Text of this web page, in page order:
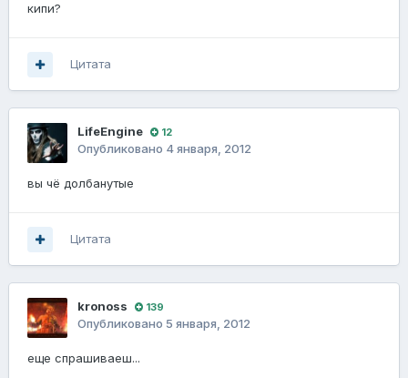
кипи?
Цитата
LifeEngine 12
Опубликовано 4 января, 2012
вы чё долбанутые
Цитата
kronoss 139
Опубликовано 5 января, 2012
еще спрашиваеш...